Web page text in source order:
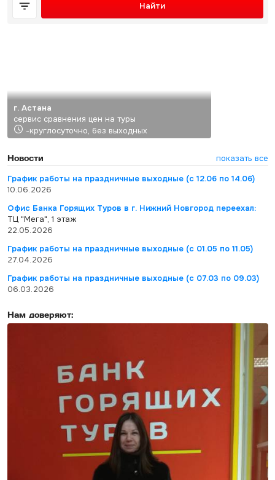
Найти
г. Астана
сервис сравнения цен на туры
-круглосуточно, без выходных
Новости
показать все
График работы на праздничные выходные (с 12.06 по 14.06)
10.06.2026
Офис Банка Горящих Туров в г. Нижний Новгород переехал:
ТЦ "Мега", 1 этаж
22.05.2026
График работы на праздничные выходные (с 01.05 по 11.05)
27.04.2026
График работы на праздничные выходные (с 07.03 по 09.03)
06.03.2026
Нам доверяют: